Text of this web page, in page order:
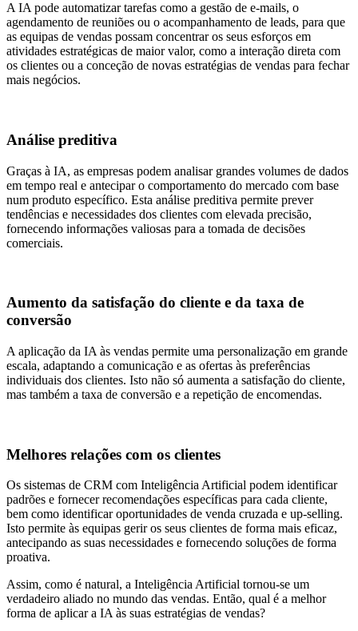
A IA pode automatizar tarefas como a gestão de e-mails, o
agendamento de reuniões ou o acompanhamento de leads, para que
as equipas de vendas possam concentrar os seus esforços em
atividades estratégicas de maior valor, como a interação direta com
os clientes ou a conceção de novas estratégias de vendas para fechar
mais negócios.
Análise preditiva
Graças à IA, as empresas podem analisar grandes volumes de dados
em tempo real e antecipar o comportamento do mercado com base
num produto específico. Esta análise preditiva permite prever
tendências e necessidades dos clientes com elevada precisão,
fornecendo informações valiosas para a tomada de decisões
comerciais.
Aumento da satisfação do cliente e da taxa de
conversão
A aplicação da IA às vendas permite uma personalização em grande
escala, adaptando a comunicação e as ofertas às preferências
individuais dos clientes. Isto não só aumenta a satisfação do cliente,
mas também a taxa de conversão e a repetição de encomendas.
Melhores relações com os clientes
Os sistemas de CRM com Inteligência Artificial podem identificar
padrões e fornecer recomendações específicas para cada cliente,
bem como identificar oportunidades de venda cruzada e up-selling.
Isto permite às equipas gerir os seus clientes de forma mais eficaz,
antecipando as suas necessidades e fornecendo soluções de forma
proativa.
Assim, como é natural, a Inteligência Artificial tornou-se um
verdadeiro aliado no mundo das vendas. Então, qual é a melhor
forma de aplicar a IA às suas estratégias de vendas?